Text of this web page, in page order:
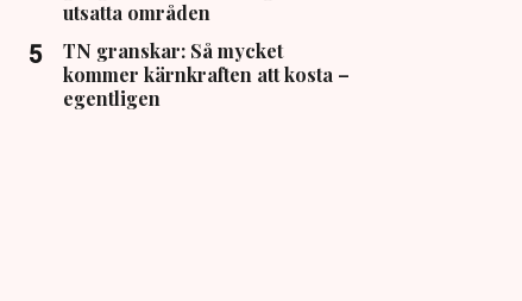
utsatta områden
TN granskar: Så mycket
kommer kärnkraften att kosta –
egentligen